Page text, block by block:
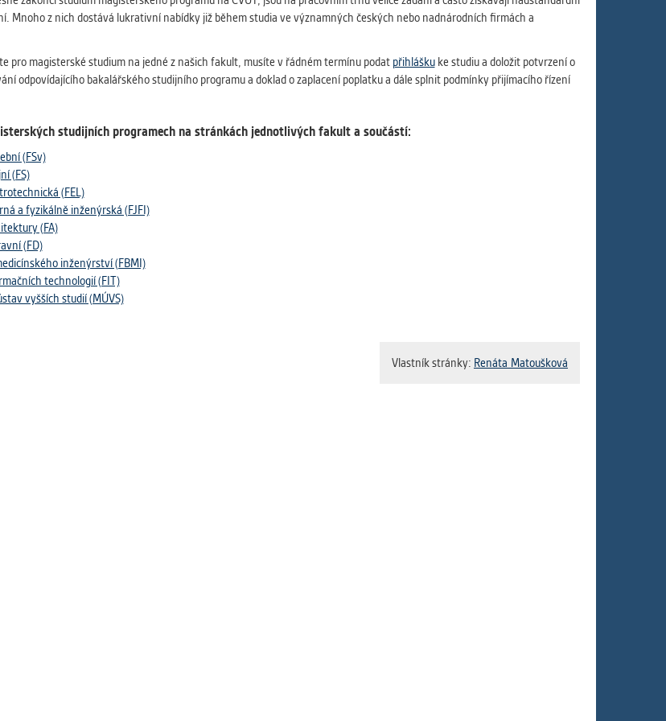
anonymizovaných statistických údajů, které nám
aplikace. Zpravidla jde o cookies systémů třetích
využíváme.
jde o cookies systémů třetích stran, které nám s
chování pomáhají.
nedokáže zařadit. Naším cílem je, aby tato kategorie
cookies byly přiřazeny do některé z kategorií
Mnoho z nich dostává lukrativní nabídky již během studia ve významných českých nebo nadnárodních firmách a
pro magisterské studium na jedné z našich fakult, musíte v řádném termínu podat přihláškuke studiu a doložit potvrzení o
odpovídajícího bakalářského studijního programu a doklad o zaplacení poplatku a dále splnit podmínky přijímacího řízení
studijních programech na stránkách jednotlivých fakult a součástí:
(FSv)
(FS)
(FEL)
a fyzikálně inženýrská (FJFI)
(FA)
(FD)
inženýrství (FBMI)
technologií (FIT)
vyšších studií (MÚVS)
Vlastník stránky: Renáta Matoušková